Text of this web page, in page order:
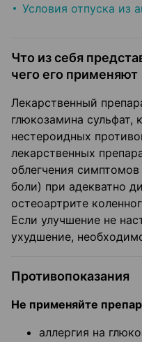
Условия отпуска из
Что из себя
чего его применяют
Лекарственный
глюкозамина сульфат,
нестероидных
лекарственных
облегчения
боли) при адекватно
остеоартрите
Если улучшение не
ухудшение,
Противопоказания
Не применяйте
аллергия на